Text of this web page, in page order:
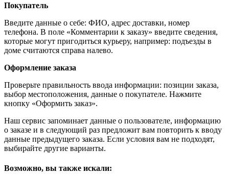
Покупатель
Введите данные о себе: ФИО, адрес доставки, номер
телефона. В поле «Комментарии к заказу» введите сведения,
которые могут пригодиться курьеру, например: подъезды в
доме считаются справа налево.
Оформление заказа
Проверьте правильность ввода информации: позиции заказа,
выбор местоположения, данные о покупателе. Нажмите
кнопку «Оформить заказ».
Наш сервис запоминает данные о пользователе, информацию
о заказе и в следующий раз предложит вам повторить к вводу
данные предыдущего заказа. Если условия вам не подходят,
выбирайте другие варианты.
Возможно, вы также искали: